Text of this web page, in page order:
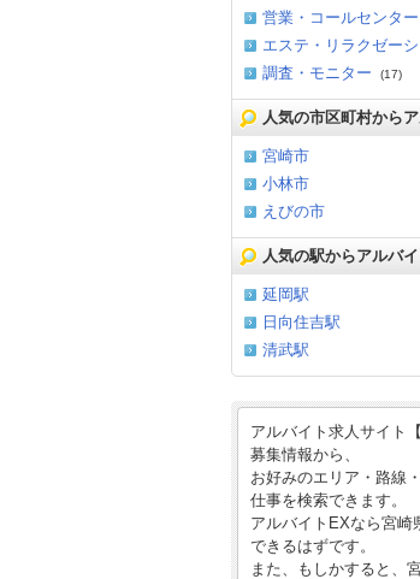
営業・コールセンター
エステ・リラクゼー
調査・モニター (17)
人気の市区町村から
宮崎市
小林市
えびの市
人気の駅からアルバ
延岡駅
日向住吉駅
清武駅
アルバイト求人サイト
募集情報から、
お好みのエリア・路線
仕事を検索できます。
アルバイトEXなら宮崎
できるはずです。
また、もしかすると、